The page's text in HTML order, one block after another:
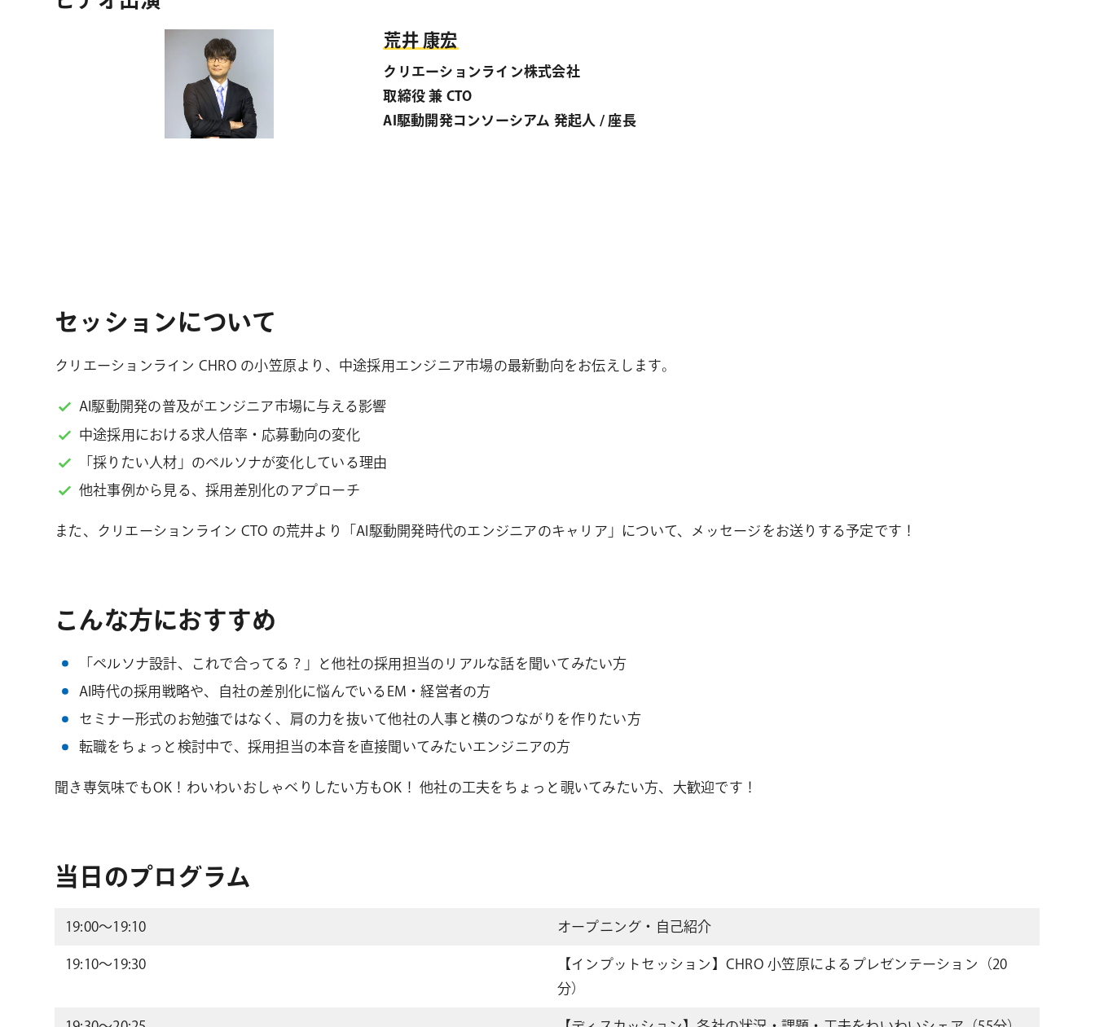
荒井 康宏
クリエーションライン株式会社
取締役 兼 CTO
AI駆動開発コンソーシアム 発起人 / 座長
セッションについて
クリエーションライン CHRO の小笠原より、中途採用エンジニア市場の最新動向をお伝えします。
AI駆動開発の普及がエンジニア市場に与える影響
中途採用における求人倍率・応募動向の変化
「採りたい人材」のペルソナが変化している理由
他社事例から見る、採用差別化のアプローチ
また、クリエーションライン CTO の荒井より「AI駆動開発時代のエンジニアのキャリア」について、メッセージをお送りする予定です！
こんな方におすすめ
「ペルソナ設計、これで合ってる？」と他社の採用担当のリアルな話を聞いてみたい方
AI時代の採用戦略や、自社の差別化に悩んでいるEM・経営者の方
セミナー形式のお勉強ではなく、肩の力を抜いて他社の人事と横のつながりを作りたい方
転職をちょっと検討中で、採用担当の本音を直接聞いてみたいエンジニアの方
聞き専気味でもOK！わいわいおしゃべりしたい方もOK！ 他社の工夫をちょっと覗いてみたい方、大歓迎です！
当日のプログラム
19:00〜19:10 オープニング・自己紹介
19:10〜19:30
【インプットセッション】CHRO 小笠原によるプレゼンテーション（20
分）